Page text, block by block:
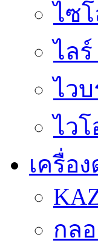
ไซ
ไลร์
ไว
ไว
เครื่อ
กล